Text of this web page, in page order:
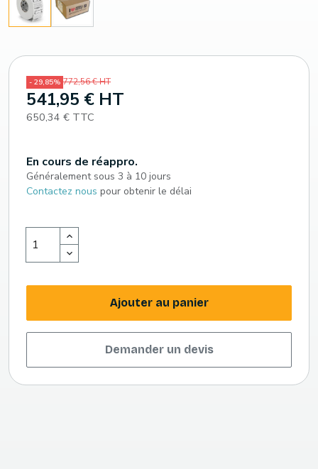
- 29,85% 772,56 € HT
541,95 € HT
650,34 € TTC
En cours de réappro.
Généralement sous 3 à 10 jours
Contactez nous pour obtenir le délai
Ajouter au panier
Demander un devis